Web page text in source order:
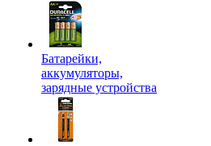
Батарейки,
аккумуляторы,
зарядные устройства